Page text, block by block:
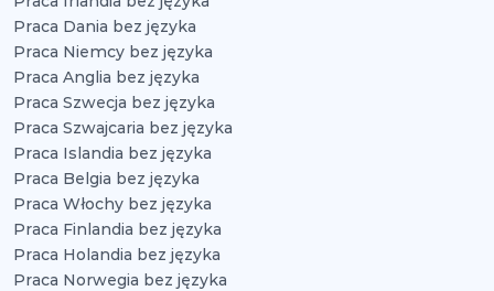
Praca Dania bez języka
Praca Niemcy bez języka
Praca Anglia bez języka
Praca Szwecja bez języka
Praca Szwajcaria bez języka
Praca Islandia bez języka
Praca Belgia bez języka
Praca Włochy bez języka
Praca Finlandia bez języka
Praca Holandia bez języka
Praca Norwegia bez języka